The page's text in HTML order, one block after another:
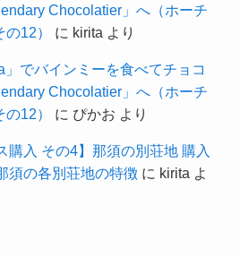
Chocolatier」へ（ホーチ
12）
に kirita より
」でバインミーを食べてチョコ
Chocolatier」へ（ホーチ
12）
に ぴかお より
購入 その4】那須の別荘地 購入
の各別荘地の特徴に kirita よ